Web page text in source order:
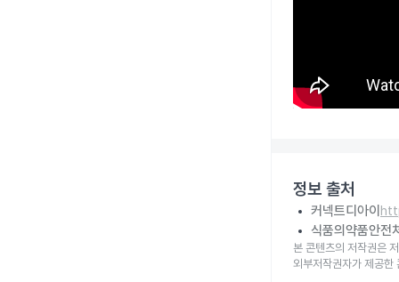
정보 출처
커넥트디아이
식품의약품안전
본 콘텐츠의 저작권은
외부저작권자가 제공한